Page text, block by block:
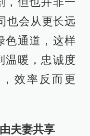
也会从更长远
色通道，这样
温暖，忠诚度
效率反而更
夫妻共享